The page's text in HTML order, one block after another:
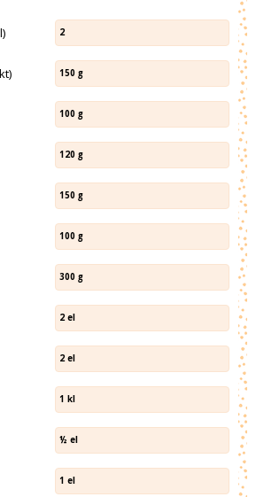
2
150 g
100 g
120 g
150 g
100 g
300 g
2 el
2 el
1 kl
½ el
1 el